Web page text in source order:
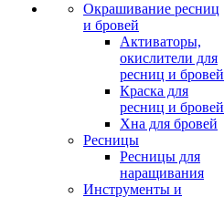
Окрашивание ресниц
и бровей
Активаторы,
окислители для
ресниц и бровей
Краска для
ресниц и бровей
Хна для бровей
Ресницы
Ресницы для
наращивания
Инструменты и